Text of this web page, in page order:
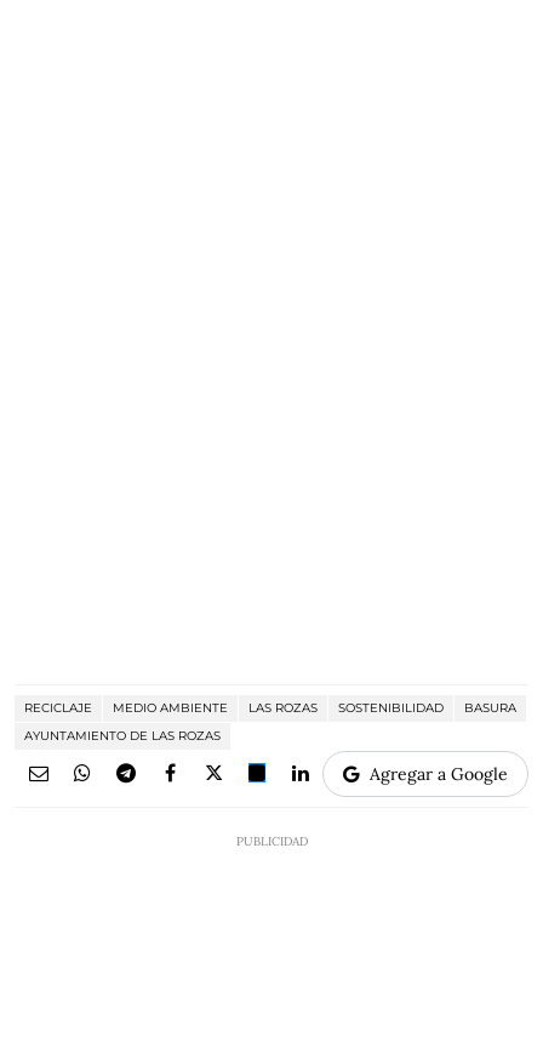
RECICLAJE MEDIO AMBIENTE LAS ROZAS SOSTENIBILIDAD
BASURA
AYUNTAMIENTO DE LAS ROZAS
Agregar a Google